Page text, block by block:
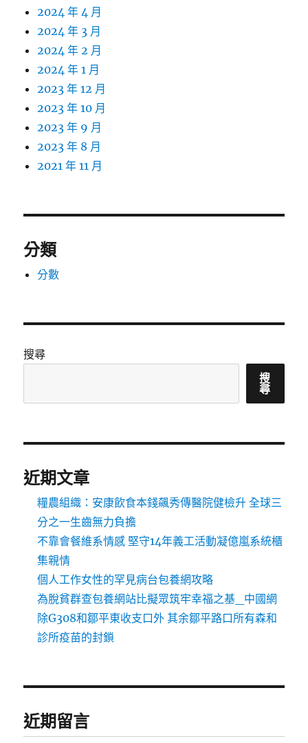
2024 年 4 月
2024 年 3 月
2024 年 2 月
2024 年 1 月
2023 年 12 月
2023 年 10 月
2023 年 9 月
2023 年 8 月
2021 年 11 月
分類
分數
搜尋
搜
尋
近期文章
糧農組織：安康飲食本錢飆秀傳醫院健檢升 全球三
分之一生齒無力負擔
不靠會餐維系情感 堅守14年義工活動凝億嵐系統櫃
集親情
個人工作女性的罕見病台包養網攻略
為脫貧群查包養網站比擬眾筑牢幸福之基_中國網
除G308和鄒平東收支口外 其余鄒平路口所有森和
診所疫苗的封鎖
近期留言